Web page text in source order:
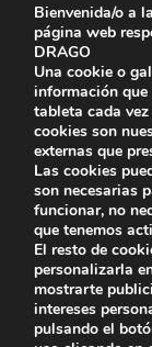
Bienvenida/o a
página web
DRAGO
Una cookie o
información que
tableta cada
cookies son
externas que
Las cookies
son necesarias
funcionar, no
que tenemos
El resto de
personalizarla
mostrarte
intereses
pulsando el